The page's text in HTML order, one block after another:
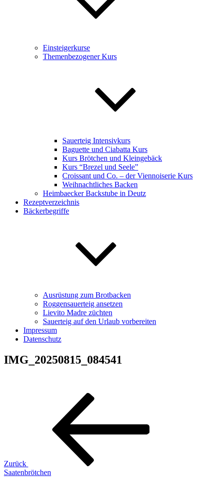
Einsteigerkurse
Themenbezogener Kurs
Sauerteig Intensivkurs
Baguette und Ciabatta Kurs
Kurs Brötchen und Kleingebäck
Kurs “Brezel und Seele”
Croissant und Co. – der Viennoiserie Kurs
Weihnachtliches Backen
Heimbaecker Backstube in Deutz
Rezeptverzeichnis
Bäckerbegriffe
Ausrüstung zum Brotbacken
Roggensauerteig ansetzen
Lievito Madre züchten
Sauerteig auf den Urlaub vorbereiten
Impressum
Datenschutz
IMG_20250815_084541
Beitragsnavigation
Zurück
Saatenbrötchen